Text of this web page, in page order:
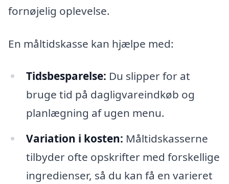
fornøjelig oplevelse.
En måltidskasse kan hjælpe med:
Tidsbesparelse: Du slipper for at
bruge tid på dagligvareindkøb og
planlægning af ugen menu.
Variation i kosten: Måltidskasserne
tilbyder ofte opskrifter med forskellige
ingredienser, så du kan få en varieret